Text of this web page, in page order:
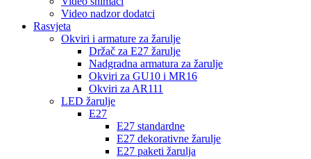
Video nadzor dodatci
Rasvjeta
Okviri i armature za žarulje
Držač za E27 žarulje
Nadgradna armatura za žarulje
Okviri za GU10 i MR16
Okviri za AR111
LED žarulje
E27
E27 standardne
E27 dekorativne žarulje
E27 paketi žarulja